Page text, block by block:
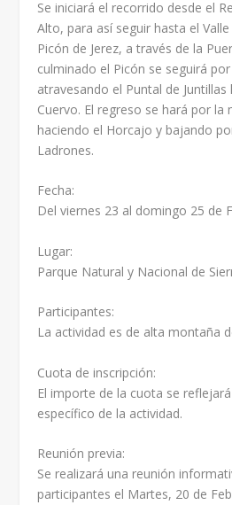
Se iniciará el recorrido desde el
Alto, para así seguir hasta el
Picón de Jerez, a través de la
culminado el Picón se seguirá
atravesando el Puntal de Juntillas
Cuervo. El regreso se hará por la
haciendo el Horcajo y bajando
Ladrones.
Fecha:
Del viernes 23 al domingo 25 de
Lugar:
Parque Natural y Nacional de
Participantes:
La actividad es de alta montaña
Cuota de inscripción:
El importe de la cuota se
específico de la actividad.
Reunión previa:
Se realizará una reunión
participantes el Martes, 20 de